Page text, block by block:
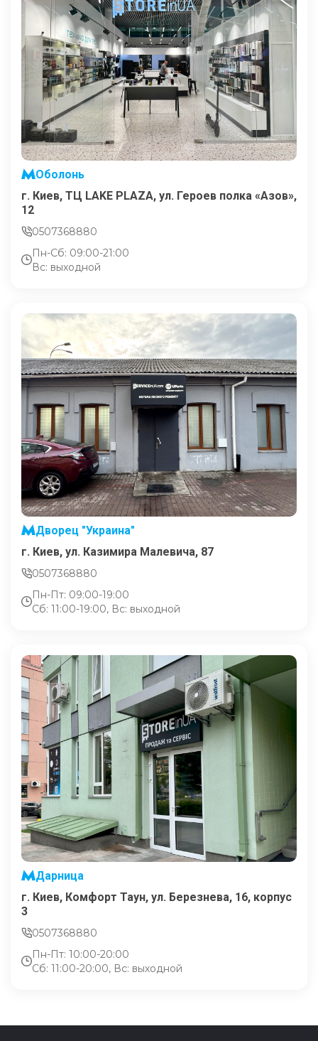
Оболонь
г. Киев, ТЦ LAKE PLAZA, ул. Героев полка «Азов»,
12
0507368880
Пн-Сб: 09:00-21:00
Вс: выходной
Дворец "Украина"
г. Киев, ул. Казимира Малевича, 87
0507368880
Пн-Пт: 09:00-19:00
Сб: 11:00-19:00, Вс: выходной
Дарница
г. Киев, Комфорт Таун, ул. Березнева, 16, корпус
3
0507368880
Пн-Пт: 10:00-20:00
Сб: 11:00-20:00, Вс: выходной